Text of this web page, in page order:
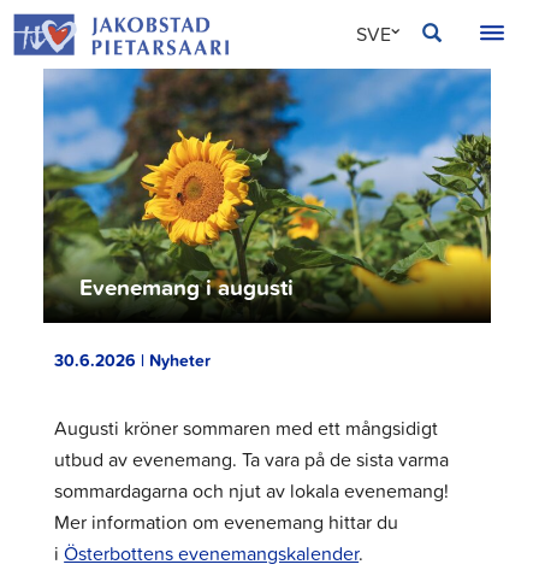
Hoppa
till
innehållet
SVE
FIN
ENG
Evenemang i augusti
30.6.2026 | Nyheter
Augusti kröner sommaren med ett mångsidigt
utbud av evenemang. Ta vara på de sista varma
sommardagarna och njut av lokala evenemang!
Mer information om evenemang hittar du
iÖsterbottens evenemangskalender.